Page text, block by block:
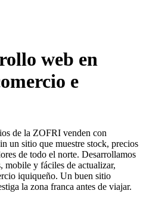
web en
e
de la ZOFRI venden con
un sitio que muestre stock, precios
de todo el norte. Desarrollamos
mobile y fáciles de actualizar,
iquiqueño. Un buen sitio
la zona franca antes de viajar.